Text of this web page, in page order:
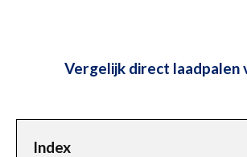
Vergelijk direct laadpalen
Index